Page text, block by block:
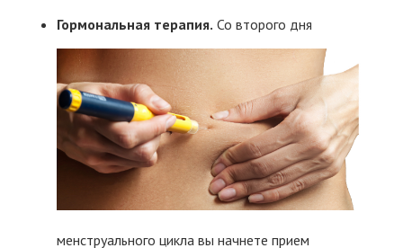
Гормональная терапия. Со второго дня
менструального цикла вы начнете прием